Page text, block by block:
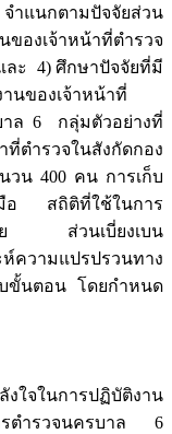
ำแนกตามปัจจัยส่วน
องเจ้าหน้าที่ตำรวจ
ละ 4) ศึกษาปัจจัยที่มี
นของเจ้าหน้าที่
าล 6 กลุ่มตัวอย่างที่
รวจในสังกัดกอง
น 400 คน การเก็บ
มือ สถิติที่ใช้ในการ
ลี่ย ส่วนเบี่ยงเบน
ความแปรปรวนทาง
ขั้นตอน โดยกำหนด
ใจในการปฏิบัติงาน
ารตำรวจนครบาล 6